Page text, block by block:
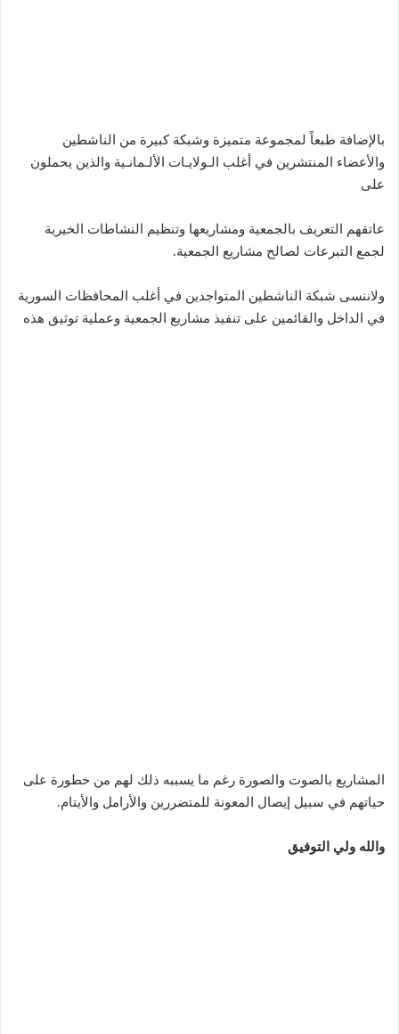
بالإضافة طبعاً لمجموعة متميزة وشبكة كبيرة من الناشطين
والأعضاء المنتشرين في أغلب الـولايـات الألـمانـية والذين يحملون
على
عاتقهم التعريف بالجمعية ومشاريعها وتنظيم النشاطات الخيرية
لجمع التبرعات لصالح مشاريع الجمعية.
ولاننسى شبكة الناشطين المتواجدين في أغلب المحافظات السورية
في الداخل والقائمين على تنفيذ مشاريع الجمعية وعملية توثيق هذه
المشاريع بالصوت والصورة رغم ما يسببه ذلك لهم من خطورة على
حياتهم في سبيل إيصال المعونة للمتضررين والأرامل والأيتام.
والله ولي التوفيق